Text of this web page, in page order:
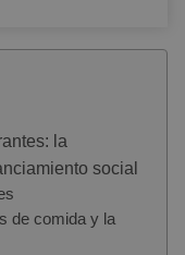
la
social
de comida y la